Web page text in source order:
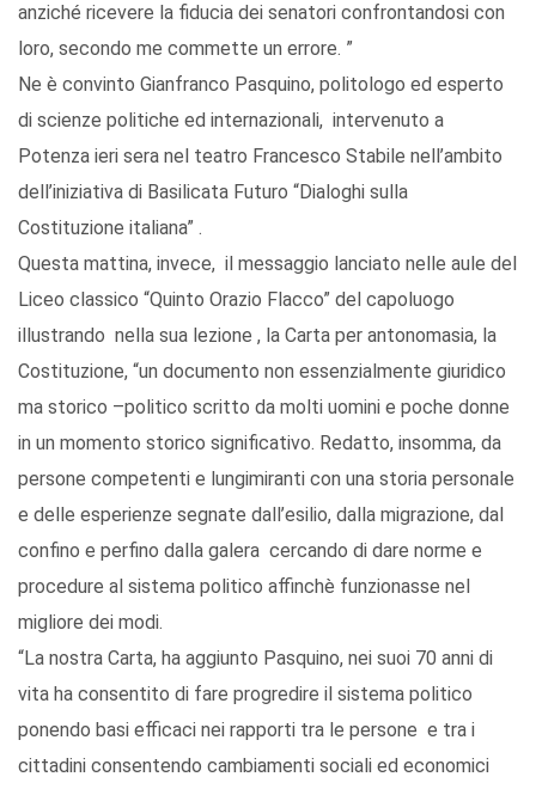
anziché ricevere la fiducia dei senatori confrontandosi con
loro, secondo me commette un errore. ”
Ne è convinto Gianfranco Pasquino, politologo ed esperto
di scienze politiche ed internazionali, intervenuto a
Potenza ieri sera nel teatro Francesco Stabile nell’ambito
dell’iniziativa di Basilicata Futuro “Dialoghi sulla
Costituzione italiana” .
Questa mattina, invece, il messaggio lanciato nelle aule del
Liceo classico “Quinto Orazio Flacco” del capoluogo
illustrando nella sua lezione , la Carta per antonomasia, la
Costituzione, “un documento non essenzialmente giuridico
ma storico –politico scritto da molti uomini e poche donne
in un momento storico significativo. Redatto, insomma, da
persone competenti e lungimiranti con una storia personale
e delle esperienze segnate dall’esilio, dalla migrazione, dal
confino e perfino dalla galera cercando di dare norme e
procedure al sistema politico affinchè funzionasse nel
migliore dei modi.
“La nostra Carta, ha aggiunto Pasquino, nei suoi 70 anni di
vita ha consentito di fare progredire il sistema politico
ponendo basi efficaci nei rapporti tra le persone e tra i
cittadini consentendo cambiamenti sociali ed economici